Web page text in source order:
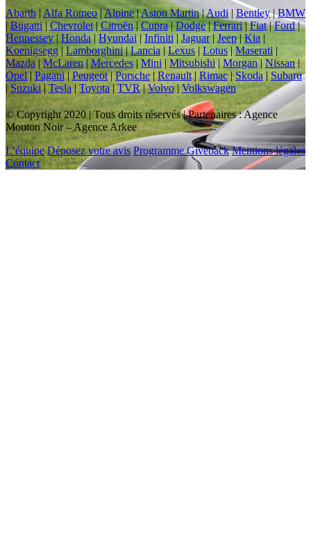
Abarth | Alfa Romeo|Alpine|Aston Martin|Audi | Bentley|BMW
| Bugatti|Chevrolet|Citroën |Cupra | Dodge|Ferrari|Fiat|Ford|
Hennessey| Honda| Hyundai |Infiniti | Jaguar| Jeep|Kia |
Koenigsegg|Lamborghini|Lancia|Lexus | Lotus| Maserati |
Mazda |McLaren|Mercedes | Mini | Mitsubishi | Morgan|Nissan|
Opel | Pagani|Peugeot|Porsche | Renault| Rimac|Skoda | Subaru
| Suzuki|Tesla| Toyota | TVR|Volvo|Volkswagen
© Copyright 2020 | Tous droits réservés | Partenaires : Agence
Mouton Noir – Agence Arkee
L’équipe Déposez votre avis Programme Giveback Mentions légales
Contact